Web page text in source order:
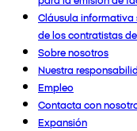
Cláusula informativa
de los contratistas
Sobre nosotros
Nuestra
Empleo
Contacta con
Expansión